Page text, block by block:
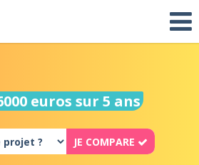
euros sur 5 ans
JE COMPARE